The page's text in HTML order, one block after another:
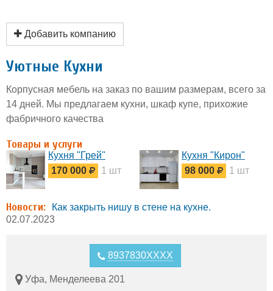
Добавить компанию
Уютные Кухни
Корпусная мебель на заказ по вашим размерам, всего за
14 дней. Мы предлагаем кухни, шкаф купе, прихожие
фабричного качества
Товары и услуги
Кухня "Грей"
170 000
1 шт
Кухня "Кирон"
98 000
1 шт
Новости:
Как закрыть нишу в стене на кухне.
02.07.2023
8937830XXXX
Уфа, Менделеева 201